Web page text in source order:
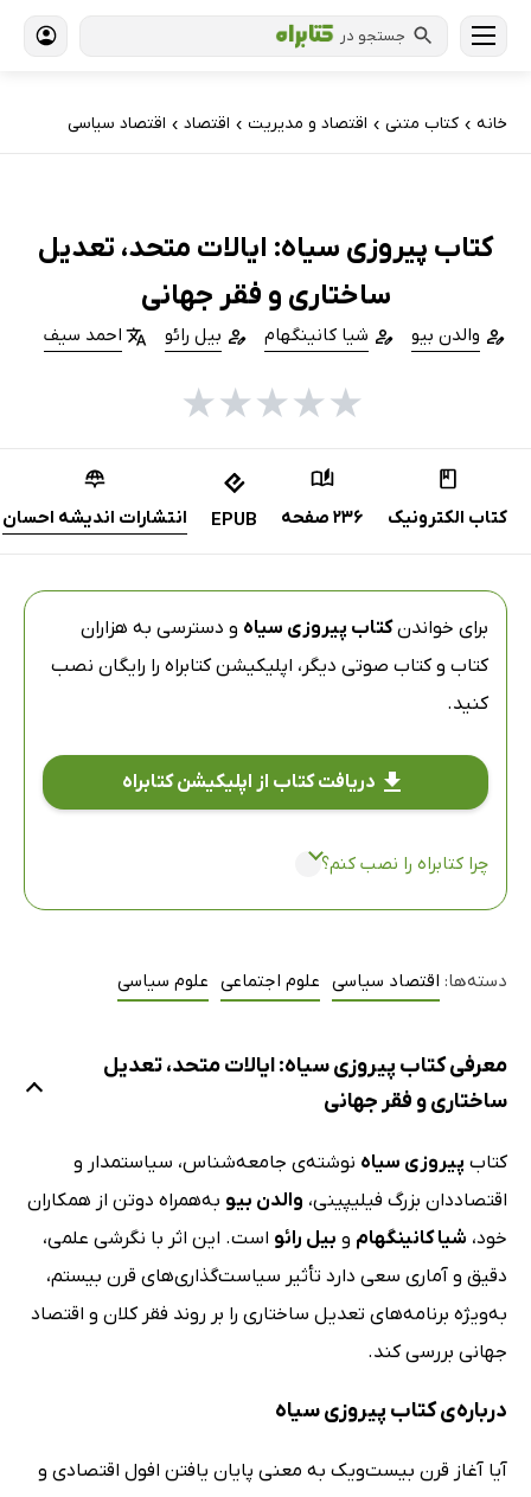
جستجو در
خانه › کتاب‌ متنی › اقتصاد و مدیریت › اقتصاد › اقتصاد سیاسی
کتاب پیروزی سیاه: ای‍الات‌‌ م‍ت‍ح‍د، ت‍ع‍دی‍ل‌
س‍اخ‍ت‍اری‌ و ف‍ق‍ر ج‍ه‍ان‍ی‌
والدن بیو شیا کانینگهام بیل رائو احمد سیف
★
★
★
★
★
کتاب الکترونیک 236 صفحه EPUB انتشارات اندیشه احسان
برای خواندنکتاب پیروزی سیاه و دسترسی به هزاران
کتاب و کتاب صوتی دیگر، اپلیکیشن کتابراه را رایگان نصب
کنید.
دریافت کتاب از اپلیکیشن کتابراه
چرا کتابراه را نصب کنم؟
دسته‌ها: اقتصاد سیاسی علوم اجتماعی علوم سیاسی
معرفی کتاب پیروزی سیاه: ای‍الات‌‌ م‍ت‍ح‍د، ت‍ع‍دی‍ل‌
س‍اخ‍ت‍اری‌ و ف‍ق‍ر ج‍ه‍ان‍ی‌
کتاب پیروزی سیاه نوشته‌ی جامعه‌شناس، سیاستمدار و
اقتصاددان بزرگ فیلیپینی، والدن بیو به‌همراه دوتن از همکاران
خود، شیا کانینگهام و بیل رائو است. این اثر با نگرشی علمی،
دقیق و آماری سعی دارد تأثیر سیاست‌گذاری‌های قرن بیستم،
به‌ویژه برنامه‌های تعدیل ساختاری را بر روند فقر کلان و اقتصاد
جهانی بررسی کند.
درباره‌‌ی کتاب پیروزی سیاه
آیا آغاز قرن بیست‌ویک به معنی پایان یافتن افول اقتصادی و